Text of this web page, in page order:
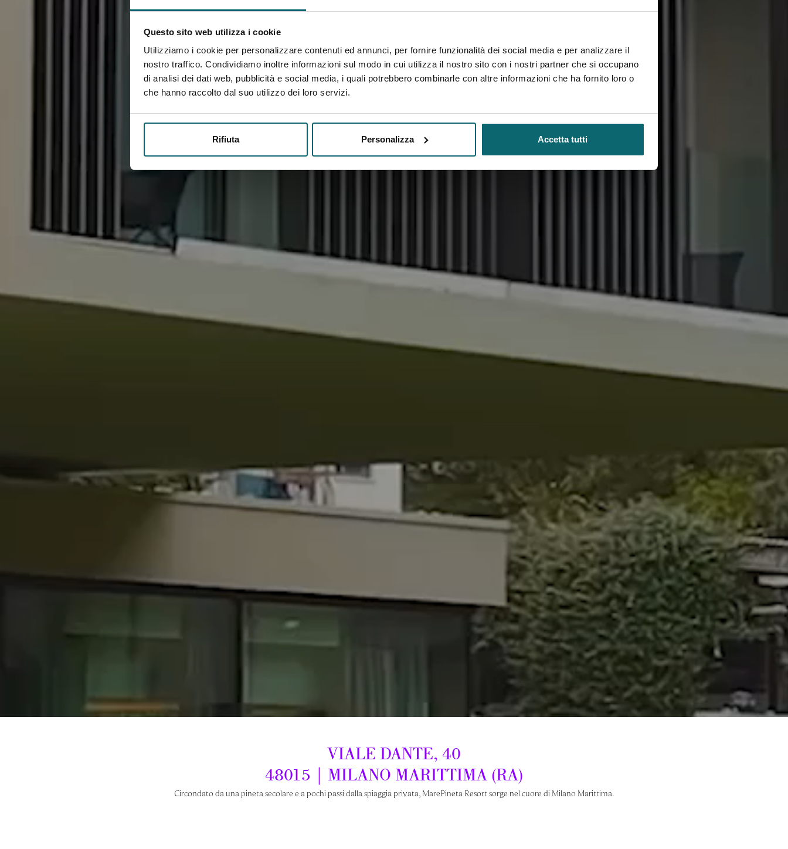
Questo sito web utilizza i cookie
Utilizziamo i cookie per personalizzare contenuti ed annunci, per fornire funzionalità dei social media e per analizzare il
nostro traffico. Condividiamo inoltre informazioni sul modo in cui utilizza il nostro sito con i nostri partner che si occupano
di analisi dei dati web, pubblicità e social media, i quali potrebbero combinarle con altre informazioni che ha fornito loro o
che hanno raccolto dal suo utilizzo dei loro servizi.
Rifiuta Personalizza Accetta tutti
VIALE DANTE, 40
48015 | MILANO MARITTIMA (RA)
Circondato da una pineta secolare e a pochi passi dalla spiaggia privata, MarePineta Resort sorge nel cuore di Milano Marittima.